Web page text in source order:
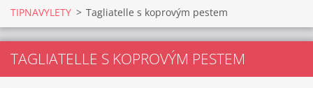
TIPNAVYLETY > Tagliatelle s koprovým pestem
TAGLIATELLE S KOPROVÝM PESTEM